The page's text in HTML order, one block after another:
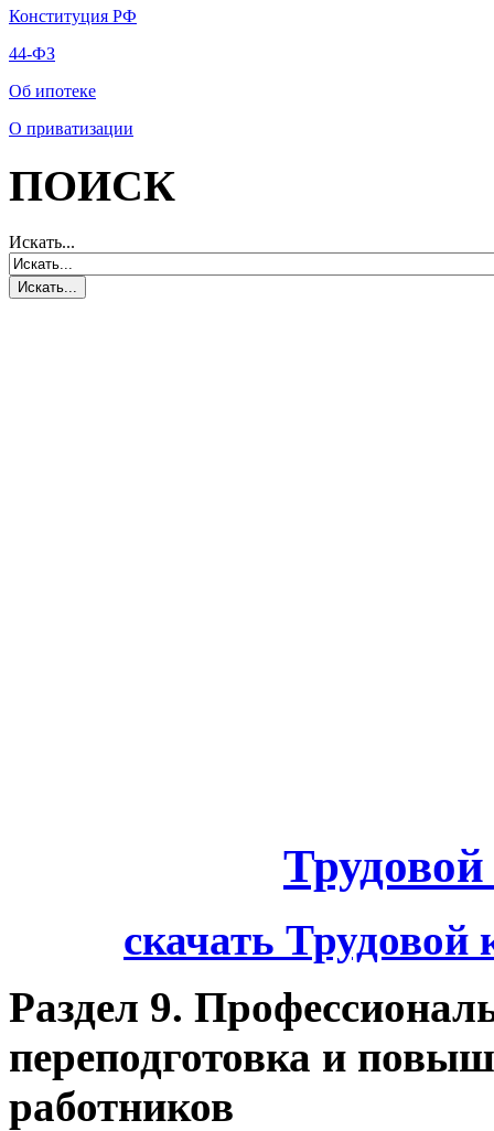
Конституция РФ
44-ФЗ
Об ипотеке
О приватизации
ПОИСК
Искать...
скачать
Раздел 9.
переподготовка и
работников